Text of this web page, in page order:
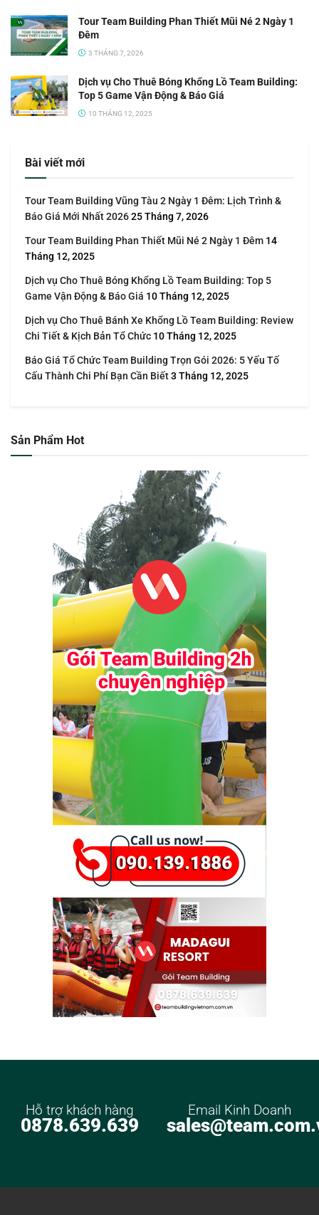
Tour Team Building Phan Thiết Mũi Né 2 Ngày 1
Đêm
3 THÁNG 7, 2026
Dịch vụ Cho Thuê Bóng Khổng Lồ Team Building:
Top 5 Game Vận Động & Báo Giá
10 THÁNG 12, 2025
Bài viết mới
Tour Team Building Vũng Tàu 2 Ngày 1 Đêm: Lịch Trình &
Báo Giá Mới Nhất 202625 Tháng 7, 2026
Tour Team Building Phan Thiết Mũi Né 2 Ngày 1 Đêm 14
Tháng 12, 2025
Dịch vụ Cho Thuê Bóng Khổng Lồ Team Building: Top 5
Game Vận Động & Báo Giá 10 Tháng 12, 2025
Dịch vụ Cho Thuê Bánh Xe Khổng Lồ Team Building: Review
Chi Tiết & Kịch Bản Tổ Chức 10 Tháng 12, 2025
Báo Giá Tổ Chức Team Building Trọn Gói 2026: 5 Yếu Tố
Cấu Thành Chi Phí Bạn Cần Biết3 Tháng 12, 2025
Sản Phẩm Hot
Hỗ trợ khách hàng
0878.639.639
Email Kinh Doanh